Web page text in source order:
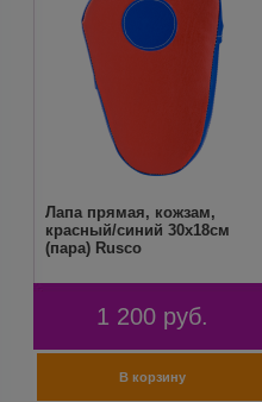
Лапа прямая, кожзам,
красный/синий 30х18см
(пара) Rusco
1 200 руб.